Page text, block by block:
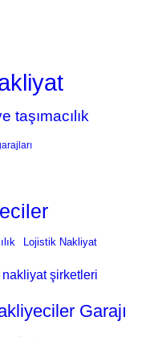
taşımacılık
Lojistik Nakliyat
nakliyat şirketleri
Garajı